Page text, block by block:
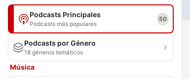
Podcasts Principales
Podcasts más populares
50
Podcasts por Género
18 géneros temáticos
Música